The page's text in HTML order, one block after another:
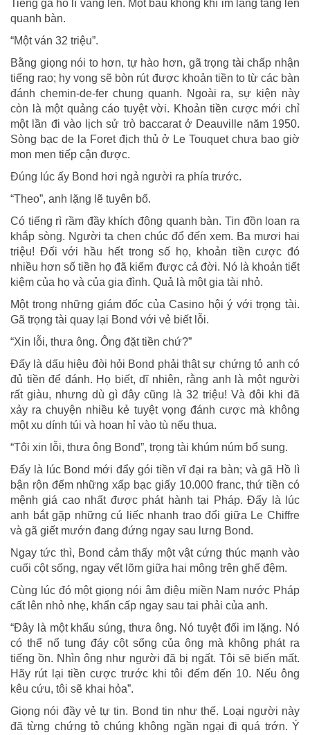
Tiếng gã hồ lì vang lên. Một bầu không khí im lặng tăng lên
quanh bàn.
“Một ván 32 triệu”.
Bằng giọng nói to hơn, tự hào hơn, gã trọng tài chấp nhận
tiếng rao; hy vọng sẽ bòn rút được khoản tiền to từ các bàn
đánh chemin-de-fer chung quanh. Ngoài ra, sự kiện này
còn là một quảng cáo tuyệt vời. Khoản tiền cược mới chỉ
một lần đi vào lịch sử trò baccarat ở Deauville năm 1950.
Sòng bạc de la Foret địch thủ ở Le Touquet chưa bao giờ
mon men tiếp cận được.
Đúng lúc ấy Bond hơi ngả người ra phía trước.
“Theo”, anh lặng lẽ tuyên bố.
Có tiếng rì rầm đầy khích động quanh bàn. Tin đồn loan ra
khắp sòng. Người ta chen chúc đổ đến xem. Ba mươi hai
triệu! Đối với hầu hết trong số họ, khoản tiền cược đó
nhiều hơn số tiền họ đã kiếm được cả đời. Nó là khoản tiết
kiệm của họ và của gia đình. Quả là một gia tài nhỏ.
Một trong những giám đốc của Casino hội ý với trọng tài.
Gã trọng tài quay lại Bond với vẻ biết lỗi.
“Xin lỗi, thưa ông. Ông đặt tiền chứ?”
Đấy là dấu hiệu đòi hỏi Bond phải thật sự chứng tỏ anh có
đủ tiền để đánh. Họ biết, dĩ nhiên, rằng anh là một người
rất giàu, nhưng dù gì đây cũng là 32 triệu! Và đôi khi đã
xảy ra chuyện nhiều kẻ tuyệt vọng đánh cược mà không
một xu dính túi và hoan hỉ vào tù nếu thua.
“Tôi xin lỗi, thưa ông Bond”, trọng tài khúm núm bổ sung.
Đấy là lúc Bond mới đẩy gói tiền vĩ đại ra bàn; và gã Hồ lì
bận rộn đếm những xấp bạc giấy 10.000 franc, thứ tiền có
mệnh giá cao nhất được phát hành tại Pháp. Đấy là lúc
anh bắt gặp những cú liếc nhanh trao đổi giữa Le Chiffre
và gã giết mướn đang đứng ngay sau lưng Bond.
Ngay tức thì, Bond cảm thấy một vật cứng thúc mạnh vào
cuối cột sống, ngay vết lõm giữa hai mông trên ghế đệm.
Cùng lúc đó một giọng nói âm điệu miền Nam nước Pháp
cất lên nhỏ nhẹ, khẩn cấp ngay sau tai phải của anh.
“Đây là một khẩu súng, thưa ông. Nó tuyệt đối im lặng. Nó
có thể nổ tung đáy cột sống của ông mà không phát ra
tiếng ồn. Nhìn ông như người đã bị ngất. Tôi sẽ biến mất.
Hãy rút lại tiền cược trước khi tôi đếm đến 10. Nếu ông
kêu cứu, tôi sẽ khai hỏa”.
Giọng nói đầy vẻ tự tin. Bond tin như thế. Loại người này
đã từng chứng tỏ chúng không ngần ngại đi quá trớn. Ý